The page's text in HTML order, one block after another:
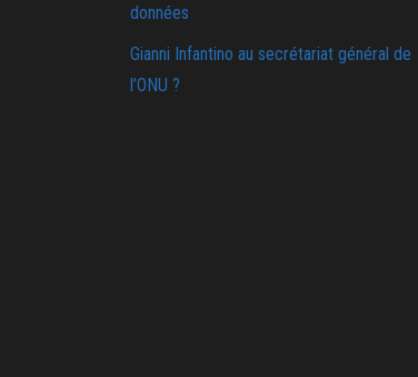
données
Gianni Infantino au secrétariat général de
l’ONU ?